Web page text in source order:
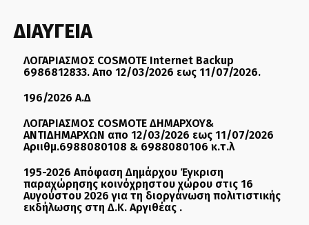
ΔΙΑΥΓΕΙΑ
ΛΟΓΑΡΙΑΣΜΟΣ COSMOTE Internet Backup
6986812833. Απο 12/03/2026 εως 11/07/2026.
196/2026 Α.Δ
ΛΟΓΑΡΙΑΣΜΟΣ COSMOTE ΔΗΜΑΡΧΟΥ&
ΑΝΤΙΔΗΜΑΡΧΩΝ απο 12/03/2026 εως 11/07/2026
Αριιθμ.6988080108 & 6988080106 κ.τ.λ
195-2026 Απόφαση Δημάρχου Έγκριση
παραχώρησης κοινόχρηστου χώρου στις 16
Αυγούστου 2026 για τη διοργάνωση πολιτιστικής
εκδήλωσης στη Δ.Κ. Αργιθέας .